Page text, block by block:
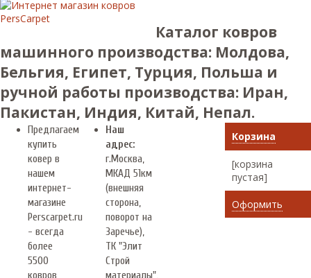
Каталог ковров
машинного производства: Молдова,
Бельгия, Египет, Турция, Польша и
ручной работы производства: Иран,
Пакистан, Индия, Китай, Непал.
Предлагаем
купить
ковер в
нашем
интернет-
магазине
Perscarpet.ru
- всегда
более
5500
ковров
Наш
адрес:
г.Москва
МКАД 51км
(внешняя
сторона,
поворот на
Заречье),
ТК "Элит
Строй
материалы",
Корзина
[корзина
пустая]
Оформить